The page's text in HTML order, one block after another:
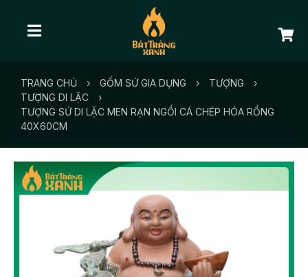
TRANG CHỦ › GỐM SỨ GIA DỤNG › TƯỢNG
›
TƯỢNG DI LẶC
›
TƯỢNG SỨ DI LẶC MEN RẠN NGỒI CÁ CHÉP HÓA RỒNG
40X60CM